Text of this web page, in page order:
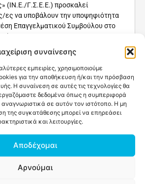
συναίνεσης
εμπειρίες, χρησιμοποιούμε
για την αποθήκευση ή/και την πρόσβαση
Η συναίνεση σε αυτές τις τεχνολογίες θα
δεδομένα όπως η συμπεριφορά
σε αυτόν τον ιστότοπο. Η μη
της συγκατάθεσης μπορεί να επηρεάσει
και λειτουργίες.
Αποδέχομαι
Αρνούμαι
(ΙΝ.Ε./Γ.Σ.Ε.Ε.) προσκαλεί
ες να υποβάλουν την υποψηφιότητα
Επαγγελματικού Συμβούλου στο
Διαβάστε Περισσότερα »
1 2 3 4 5 6 7 8 9
10
Επόμενη